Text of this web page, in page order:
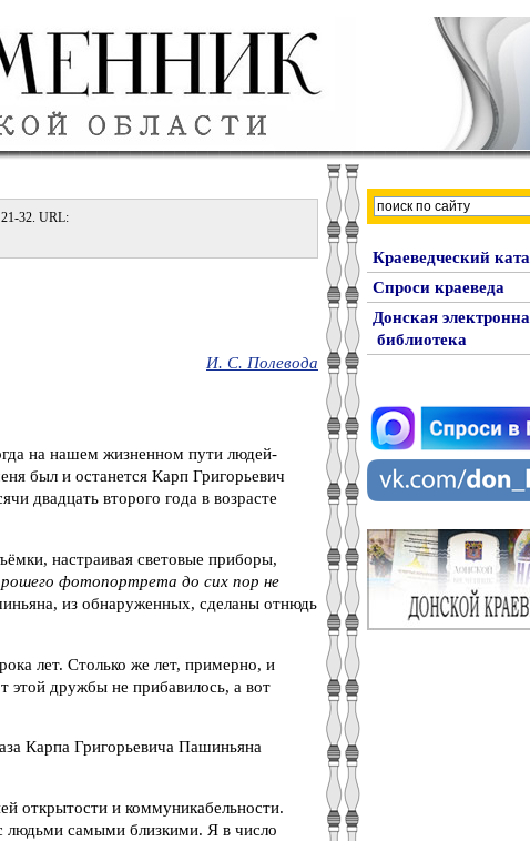
32. URL:
И. С. Полевода
на нашем жизненном пути людей-
был и останется Карп Григорьевич
двадцать второго года в возрасте
настраивая световые приборы,
фотопортрета до сих пор не
из обнаруженных, сделаны отнюдь
лет. Столько же лет, примерно, и
дружбы не прибавилось, а вот
Карпа Григорьевича Пашиньяна
открытости и коммуникабельности.
людьми самыми близкими. Я в число
Краеведческий
Спроси краеведа
Донская
библиотека